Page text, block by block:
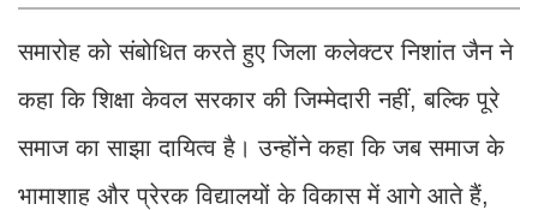
समारोह को संबोधित करते हुए जिला कलेक्टर निशांत जैन ने
कहा कि शिक्षा केवल सरकार की जिम्मेदारी नहीं, बल्कि पूरे
समाज का साझा दायित्व है। उन्होंने कहा कि जब समाज के
भामाशाह और प्रेरक विद्यालयों के विकास में आगे आते हैं,